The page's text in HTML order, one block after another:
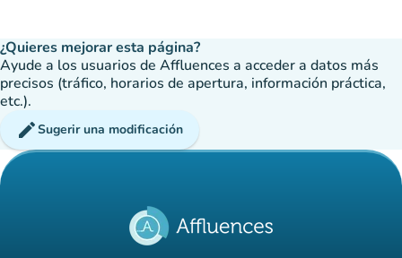
¿Quieres mejorar esta página?
Ayude a los usuarios de Affluences a acceder a datos más
precisos (tráfico, horarios de apertura, información práctica,
etc.).
editSugerir una modificación